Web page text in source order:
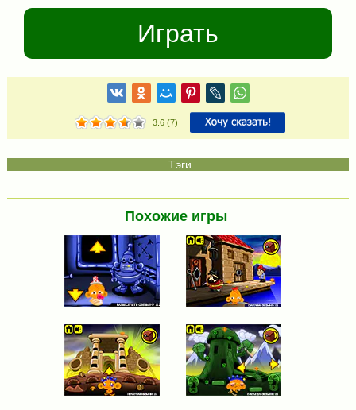
Играть
3.6(7)
Похожие игры